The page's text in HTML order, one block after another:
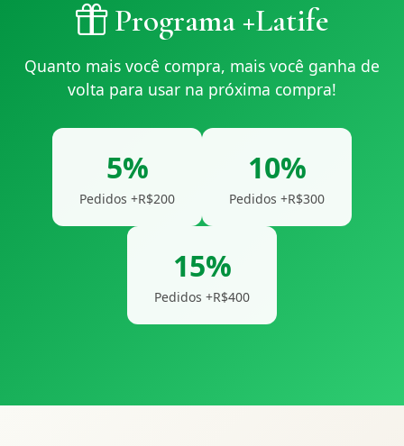
Programa +Latife
Quanto mais você compra, mais você ganha de
volta para usar na próxima compra!
5%
Pedidos +R$200
10%
Pedidos +R$300
15%
Pedidos +R$400